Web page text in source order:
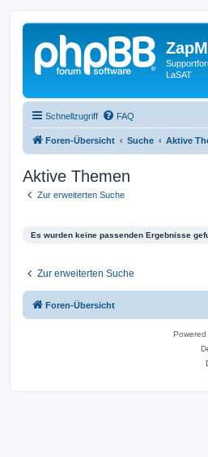
LaSAT
Schnellzugriff FAQ
Foren-Übersicht Suche Aktive
Aktive Themen
Zur erweiterten Suche
Es wurden keine passenden Ergebnisse
Zur erweiterten Suche
Foren-Übersicht
Powered